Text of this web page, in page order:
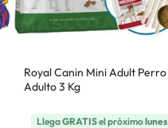
Royal Canin Mini Adult Perro
Adulto 3 Kg
LlegaGRATISel próximolunes